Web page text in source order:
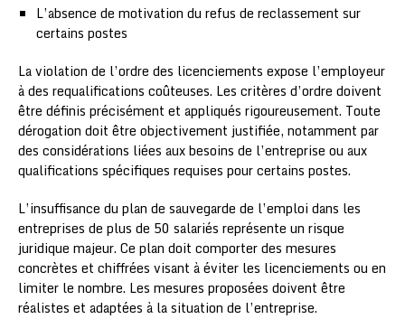
L’absence de motivation du refus de reclassement sur
certains postes
La violation de l’ordre des licenciements expose l’employeur
à des requalifications coûteuses. Les critères d’ordre doivent
être définis précisément et appliqués rigoureusement. Toute
dérogation doit être objectivement justifiée, notamment par
des considérations liées aux besoins de l’entreprise ou aux
qualifications spécifiques requises pour certains postes.
L’insuffisance du plan de sauvegarde de l’emploi dans les
entreprises de plus de 50 salariés représente un risque
juridique majeur. Ce plan doit comporter des mesures
concrètes et chiffrées visant à éviter les licenciements ou en
limiter le nombre. Les mesures proposées doivent être
réalistes et adaptées à la situation de l’entreprise.